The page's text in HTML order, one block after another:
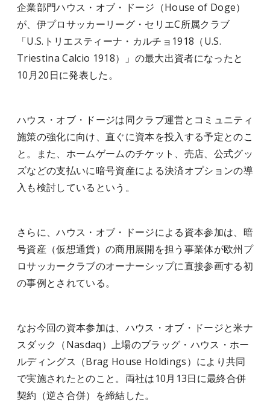
企業部門ハウス・オブ・ドージ（House of Doge）
が、伊プロサッカーリーグ・セリエC所属クラブ
「U.S.トリエスティーナ・カルチョ1918（U.S.
Triestina Calcio 1918）」の最大出資者になったと
10月20日に発表した。
ハウス・オブ・ドージは同クラブ運営とコミュニティ
施策の強化に向け、直ぐに資本を投入する予定とのこ
と。また、ホームゲームのチケット、売店、公式グッ
ズなどの支払いに暗号資産による決済オプションの導
入も検討しているという。
さらに、ハウス・オブ・ドージによる資本参加は、暗
号資産（仮想通貨）の商用展開を担う事業体が欧州プ
ロサッカークラブのオーナーシップに直接参画する初
の事例とされている。
なお今回の資本参加は、ハウス・オブ・ドージと米ナ
スダック（Nasdaq）上場のブラッグ・ハウス・ホー
ルディングス（Brag House Holdings）により共同
で実施されたとのこと。両社は10月13日に最終合併
契約（逆さ合併）を締結した。